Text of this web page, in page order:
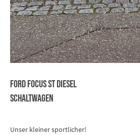
Ford Focus ST Diesel
Schaltwagen
Unser kleiner sportlicher!